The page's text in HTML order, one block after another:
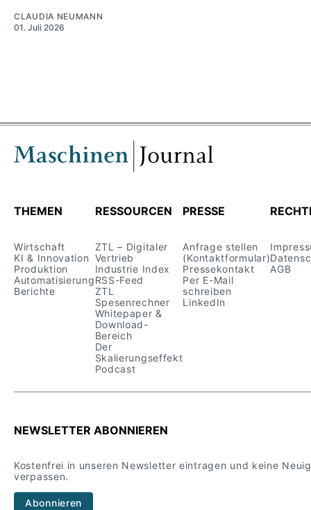
zeitung.de/inhalt.pflicht-und-vergnuegen-
umfrage-arbeit-als-sinn-des-lebens-verliert-an-
als-sinn-des-lebens-an-
bedeutung/100192547.html
dustrie/industriepolitik-warum-die-usa-gezielt-
https://www.focus.de/finanzen/boerse/jetzt-
merken-deutsche-firmen-wie-sich-ihr-us-
geschaeft-unter-trump-gewandelt-
hat_d5c0fb22-994e-491e-be66-
15b02aefb44c.html
https://standort-
messejahr-2026
iger-einbussen-fur-deutsche-exporteure-im-us-
geschaft-2026-886460-1
CLAUDIA NEUMANN
01. Juli 2026
THEMEN
Wirtschaft
KI & Innovation
Produktion
Automatisierung
Berichte
RESSOURCEN
ZTL – Digitaler
Vertrieb
Industrie Index
RSS-Feed
ZTL
Spesenrechner
Whitepaper &
Download-
Bereich
Der
Skalierungseffekt
Podcast
PRESSE
Anfrage stellen
(Kontaktformular)
Pressekontakt
Per E-Mail
schreiben
LinkedIn
AGB
NEWSLETTER ABONNIEREN
Kostenfrei in unseren Newsletter eintragen und keine
verpassen.
Abonnieren